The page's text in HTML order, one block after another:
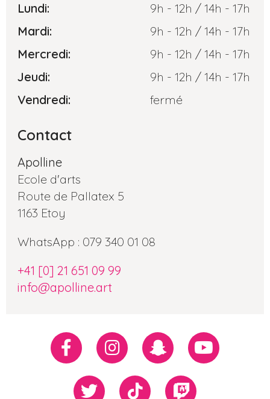
Lundi:
9h - 12h / 14h - 17h
Mardi:
9h - 12h / 14h - 17h
Mercredi:
9h - 12h / 14h - 17h
Jeudi:
9h - 12h / 14h - 17h
Vendredi:
fermé
Contact
Apolline
Ecole d'arts
Route de Pallatex 5
1163 Etoy
WhatsApp : 079 340 01 08
+41 [0] 21 651 09 99
info@apolline.art
Réseaux
sociaux
FacebookInstagramSnapchatYoutube
Twiiter TikTok Twitch